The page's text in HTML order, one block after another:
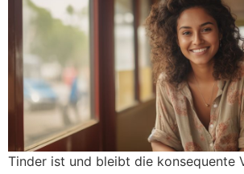
Tinder ist und bleibt die konsequente